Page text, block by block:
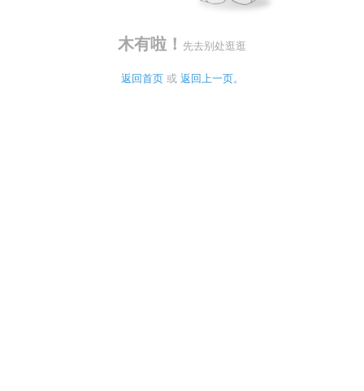
木有啦！ 先去别处逛逛
返回首页 或 返回上一页。